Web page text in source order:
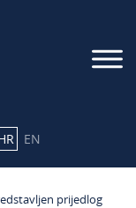
EN
prijedlog